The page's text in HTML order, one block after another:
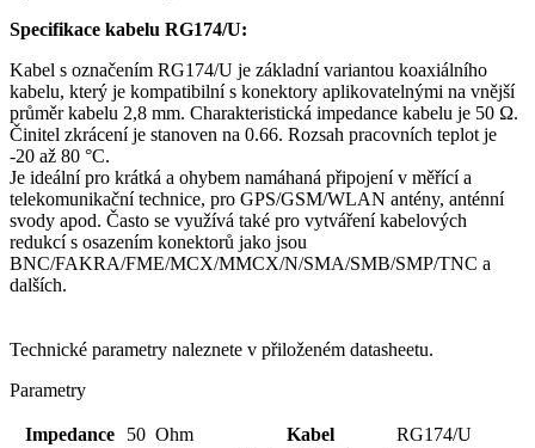
Specifikace kabelu RG174/U:
Kabel s označením RG174/U je základní variantou koaxiálního
kabelu, který je kompatibilní s konektory aplikovatelnými na vnější
průměr kabelu 2,8 mm. Charakteristická impedance kabelu je 50 Ω.
Činitel zkrácení je stanoven na 0.66. Rozsah pracovních teplot je
-20 až 80 °C.
Je ideální pro krátká a ohybem namáhaná připojení v měřící a
telekomunikační technice, pro GPS/GSM/WLAN antény, anténní
svody apod. Často se využívá také pro vytváření kabelových
redukcí s osazením konektorů jako jsou
BNC/FAKRA/FME/MCX/MMCX/N/SMA/SMB/SMP/TNC a
dalších.
Technické parametry naleznete v přiloženém datasheetu.
Parametry
Impedance 50 Ohm Kabel
RG174/U